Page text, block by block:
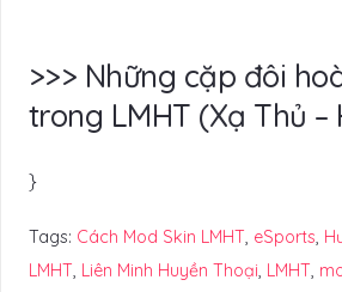
>>> Những cặp đôi
trong LMHT (Xạ Thủ –
}
Tags: Cách Mod Skin LMHT, eSports,
LMHT, Liên Minh Huyền Thoại, LMHT,